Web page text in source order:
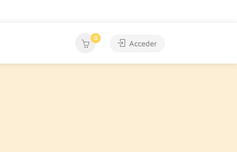
0
Acceder